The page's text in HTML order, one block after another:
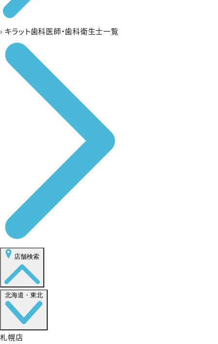
› キラット歯科医師・歯科衛生士一覧
店舗検索
北海道・東北
札幌店